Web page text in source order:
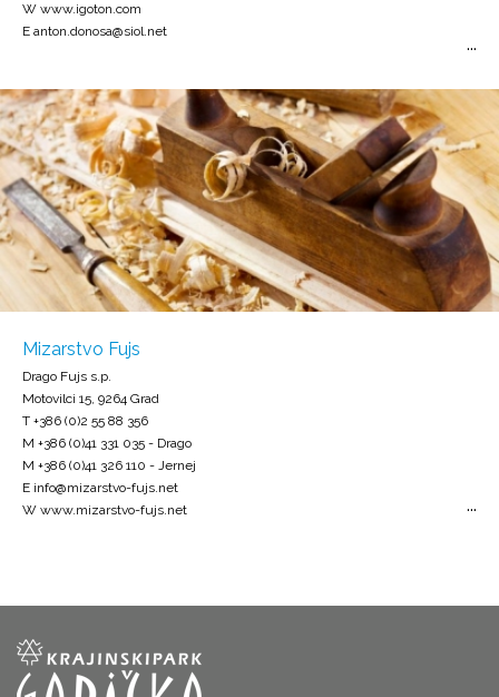
W www.igoton.com
E anton.donosa@siol.net
Mizarstvo Fujs
Drago Fujs s.p.
Motovilci 15, 9264 Grad
T +386 (0)2 55 88 356
M +386 (0)41 331 035 - Drago
M +386 (0)41 326 110 - Jernej
E info@mizarstvo-fujs.net
W www.mizarstvo-fujs.net